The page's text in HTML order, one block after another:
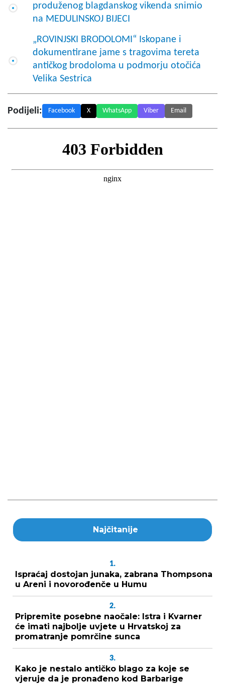
produženog blagdanskog vikenda snimio
na MEDULINSKOJ BIJECI
„ROVINJSKI BRODOLOMI“ Iskopane i
dokumentirane jame s tragovima tereta
antičkog brodoloma u podmorju otočića
Velika Sestrica
Podijeli: Facebook X WhatsApp Viber Email
Najčitanije
1.
Ispraćaj dostojan junaka, zabrana Thompsona
u Areni i novorođenče u Humu
2.
Pripremite posebne naočale: Istra i Kvarner
će imati najbolje uvjete u Hrvatskoj za
promatranje pomrčine sunca
3.
Kako je nestalo antičko blago za koje se
vjeruje da je pronađeno kod Barbarige